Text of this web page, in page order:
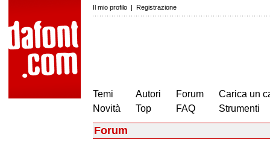
Il mio profilo | Registrazione
Temi
Novità
Autori
Top
Forum
FAQ
Carica un
Strumenti
Forum